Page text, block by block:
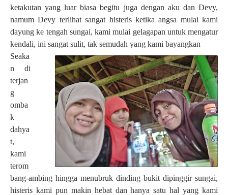
ketakutan yang luar biasa begitu juga dengan aku dan Devy,
namum Devy terlihat sangat histeris ketika angsa mulai kami
dayung ke tengah sungai, kami mulai gelagapan untuk mengatur
kendali, ini sangat sulit, tak semudah yang kami bayangkan
Seaka
n di
terjan
g
omba
k
dahya
t,
kami
terom
bang-ambing hingga menubruk dinding bukit dipinggir sungai,
histeris kami pun makin hebat dan hanya satu hal yang kami